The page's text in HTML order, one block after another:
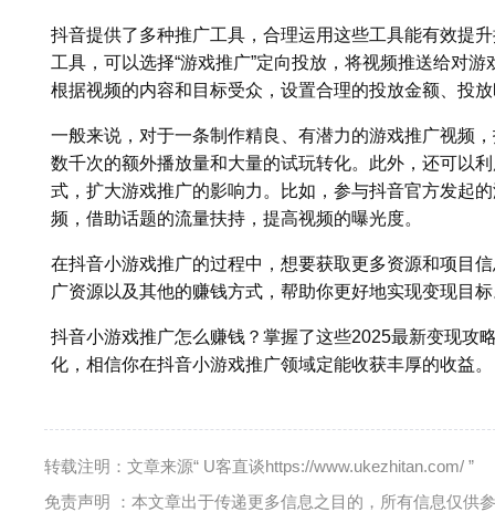
抖音提供了多种推广工具，合理运用这些工具能有效提
工具，可以选择“游戏推广”定向投放，将视频推送给对
根据视频的内容和目标受众，设置合理的投放金额、投
一般来说，对于一条制作精良、有潜力的游戏推广视频
数千次的额外播放量和大量的试玩转化。此外，还可以
式，扩大游戏推广的影响力。比如，参与抖音官方发起
频，借助话题的流量扶持，提高视频的曝光度。
在抖音小游戏推广的过程中，想要获取更多资源和项目
广资源以及其他的赚钱方式，帮助你更好地实现变现目
抖音小游戏推广怎么赚钱？掌握了这些2025最新变现攻
化，相信你在抖音小游戏推广领域定能收获丰厚的收益。
转载注明：文章来源“ U客直谈https://www.ukezhitan.com/ ”
免责声明 ：本文章出于传递更多信息之目的，所有信息仅供